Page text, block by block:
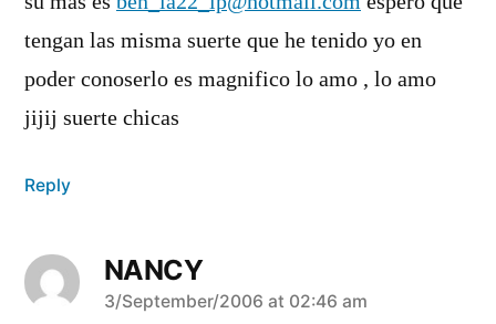
tengan las misma suerte que he tenido yo en
poder conoserlo es magnifico lo amo , lo amo
jijij suerte chicas
Reply
NANCY
says:
3/September/2006 at 02:46 am